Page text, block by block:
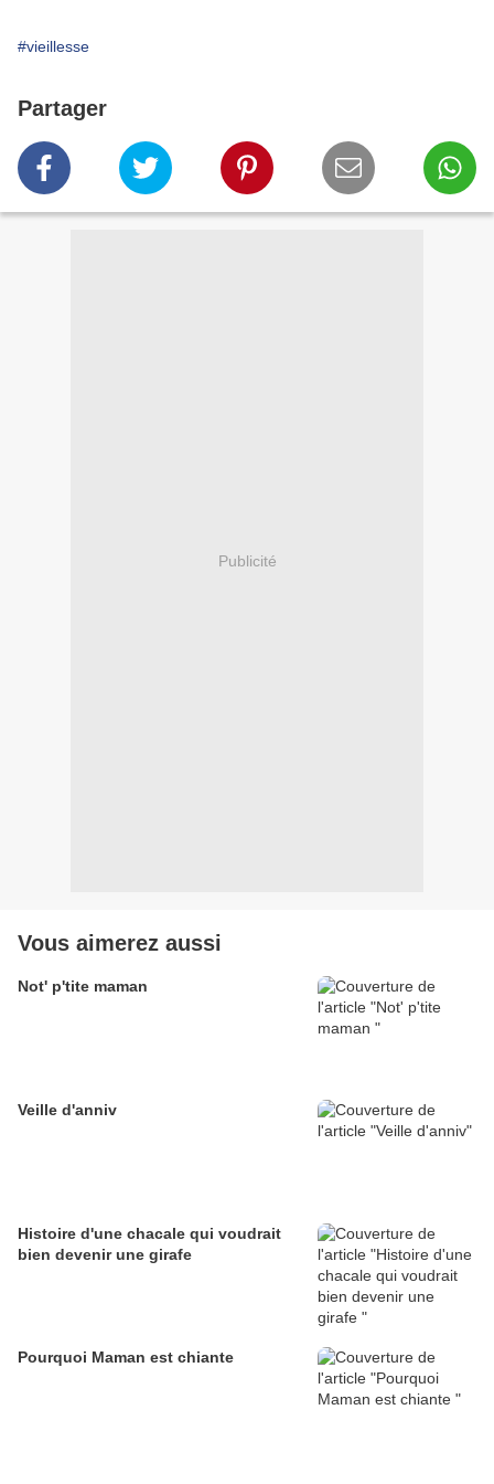
#vieillesse
Partager
Publicité
Vous aimerez aussi
Not' p'tite maman
Veille d'anniv
Histoire d'une chacale qui voudrait
bien devenir une girafe
Pourquoi Maman est chiante